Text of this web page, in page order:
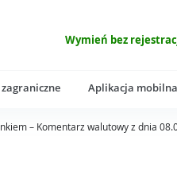
Wymień bez
Aplikacja mobilna
– Komentarz walutowy z dnia